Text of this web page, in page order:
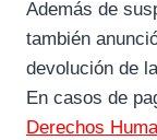
Además de
también
devolución de
En casos de
Derechos